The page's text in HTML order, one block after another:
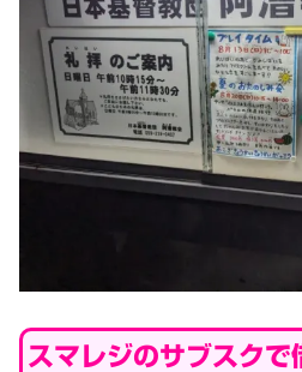
スマレジのサブスクで